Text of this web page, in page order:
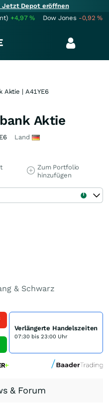
Jetzt Depot eröffnen
+4,97% Dow Jones -0,92%
Aktie | A41YE6
Aktie
Land
Zum Portfolio
hinzufügen
& Schwarz
Verlängerte Handelszeiten
07:30 bis 23:00 Uhr
& Forum